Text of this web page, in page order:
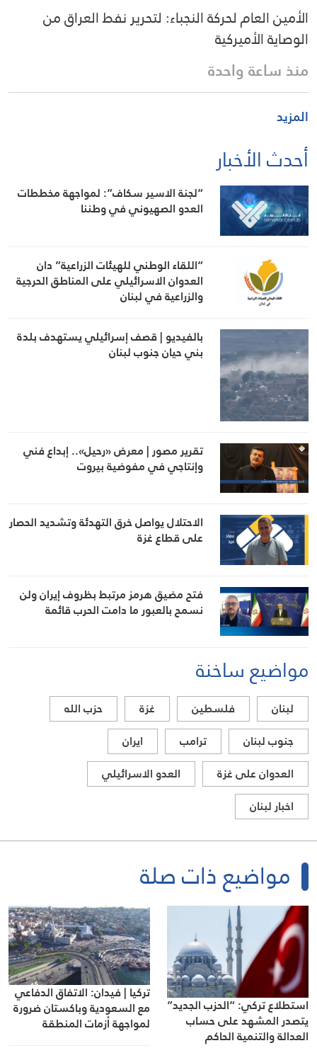
الأمين العام لحركة النجباء: لتحرير نفط العراق من
الوصاية الأميركية
منذ ساعة واحدة
المزيد
أحدث الأخبار
“لجنة الاسير سكاف”: لمواجهة مخططات
العدو الصهيوني في وطننا
“اللقاء الوطني للهيئات الزراعية” دان
العدوان الاسرائيلي على المناطق الحرجية
والزراعية في لبنان
بالفيديو | قصف إسرائيلي يستهدف بلدة
بني حيان جنوب لبنان
تقرير مصور | معرض «رحيل».. إبداع فني
وإنتاجي في مفوضية بيروت
الاحتلال يواصل خرق التهدئة وتشديد الحصار
على قطاع غزة
فتح مضيق هرمز مرتبط بظروف إيران ولن
نسمح بالعبور ما دامت الحرب قائمة
مواضيع ساخنة
لبنان فلسطين غزة
حزب الله
جنوب لبنان
ترامب
ايران
العدوان على غزة
العدو الاسرائيلي
اخبار لبنان
مواضيع ذات صلة
استطلاع تركي: “الحزب الجديد”
يتصدر المشهد على حساب
العدالة والتنمية الحاكم
تركيا | فيدان: الاتفاق الدفاعي
مع السعودية وباكستان ضرورة
لمواجهة أزمات المنطقة